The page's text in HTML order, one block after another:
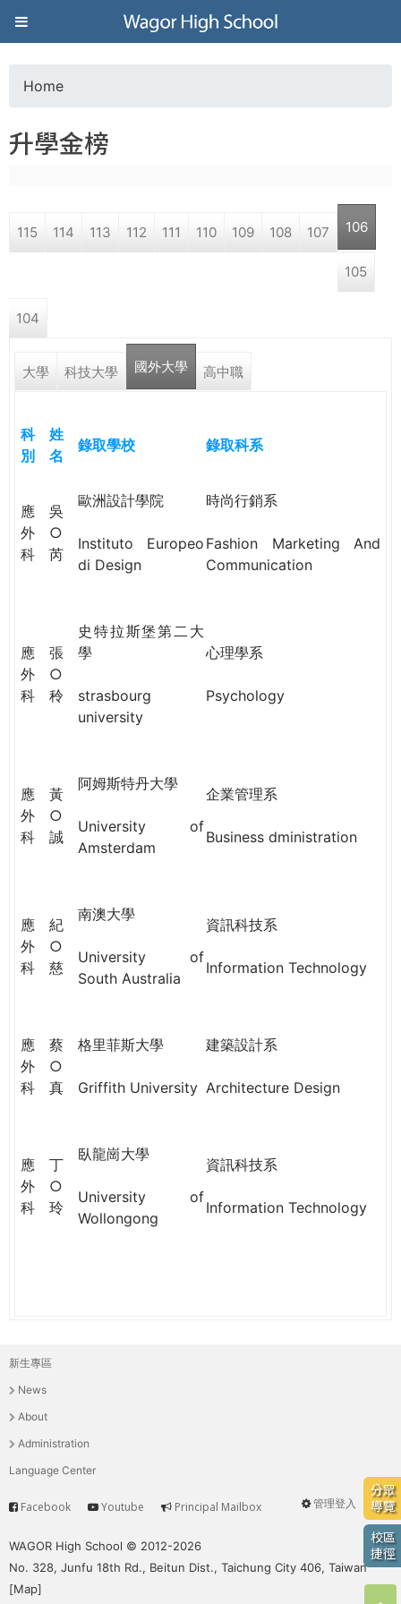
Jump to navigation
葳
格
高
學
際．
格。
TODAY
THE
WORLD
TOMORROW
THE
PATH
o
a
e
h
r
e
Home
升學金榜
115 114 113 112 111 110 109 108 107 106
105
104
大學 科技大學 國外大學 高中職
科
別
姓
名
錄取學校 錄取科系
應
外
科
吳
○
芮
歐洲設計學院
Instituto Europeo
di Design
時尚行銷系
Fashion Marketing And
Communication
應
外
科
張
○
秢
史特拉斯堡第二大
學
strasbourg
university
心理學系
Psychology
應
外
科
黃
○
誠
阿姆斯特丹大學
University of
Amsterdam
企業管理系
Business dministration
應
外
科
紀
○
慈
南澳大學
University of
South Australia
資訊科技系
Information Technology
應
外
科
蔡
○
真
格里菲斯大學
Griffith University
建築設計系
Architecture Design
應
外
科
丁
○
玲
臥龍崗大學
University of
Wollongong
資訊科技系
Information Technology
分眾
導覽
校區
捷徑
主
選
單
新生專區
News
About
Administration
Language Center
User
管理登入
Service
Facebook Youtube Principal Mailbox
WAGOR High School © 2012-2026
No. 328, Junfu 18th Rd., Beitun Dist., Taichung City 406, Taiwan
[Map]